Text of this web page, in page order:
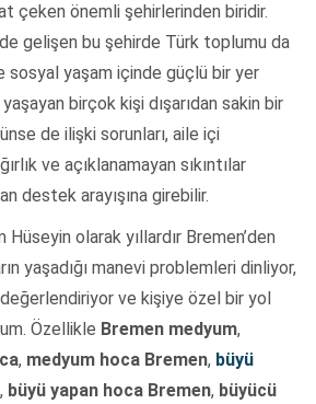
çeken önemli şehirlerinden biridir.
gelişen bu şehirde Türk toplumu da
sosyal yaşam içinde güçlü bir yer
birçok kişi dışarıdan sakin bir
de ilişki sorunları, aile içi
ve açıklanamayan sıkıntılar
destek arayışına girebilir.
olarak yıllardır Bremen’den
yaşadığı manevi problemleri dinliyor,
ve kişiye özel bir yol
Özellikle Bremen medyum,
, medyum hoca Bremen, büyü
, büyü yapan hoca Bremen, büyücü